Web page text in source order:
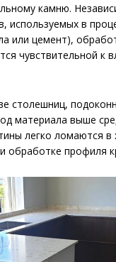
камню.
используемых в
или цемент),
чувствительной к
столешниц,
материала выше
легко ломаются в
обработке профиля